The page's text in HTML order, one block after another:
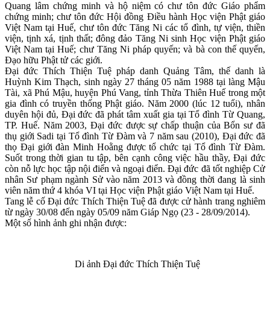
Quang lâm chứng minh và hộ niệm có chư tôn đức Giáo phẩm
chứng minh; chư tôn đức Hội đồng Điều hành Học viện Phật giáo
Việt Nam tại Huế, chư tôn đức Tăng Ni các tổ đình, tự viện, thiền
viện, tịnh xá, tịnh thất; đông đảo Tăng Ni sinh Học viện Phật giáo
Việt Nam tại Huế; chư Tăng Ni pháp quyến; và bà con thế quyến,
Đạo hữu Phật tử các giới.
Đại đức Thích Thiện Tuệ pháp danh Quảng Tâm, thế danh là
Huỳnh Kim Thạch, sinh ngày 27 tháng 05 năm 1988 tại làng Mậu
Tài, xã Phú Mậu, huyện Phú Vang, tỉnh Thừa Thiên Huế trong một
gia đình có truyền thống Phật giáo. Năm 2000 (lúc 12 tuổi), nhân
duyên hội đủ, Đại đức đã phát tâm xuất gia tại Tổ đình Từ Quang,
TP. Huế. Năm 2003, Đại đức được sự chấp thuận của Bổn sư đã
thụ giới Sadi tại Tổ đình Từ Đàm và 7 năm sau (2010), Đại đức đã
thọ Đại giới đàn Minh Hoằng được tổ chức tại Tổ đình Từ Đàm.
Suốt trong thời gian tu tập, bên cạnh công việc hầu thầy, Đại đức
còn nỗ lực học tập nội điển và ngoại điển. Đại đức đã tốt nghiệp Cử
nhân Sư phạm ngành Sử vào năm 2013 và đồng thời đang là sinh
viên năm thứ 4 khóa VI tại Học viện Phật giáo Việt Nam tại Huế.
Tang lễ cố Đại đức Thích Thiện Tuệ đã được cử hành trang nghiêm
từ ngày 30/08 đến ngày 05/09 năm Giáp Ngọ (23 - 28/09/2014).
Một số hình ảnh ghi nhận được:
Di ảnh Đại đức Thích Thiện Tuệ